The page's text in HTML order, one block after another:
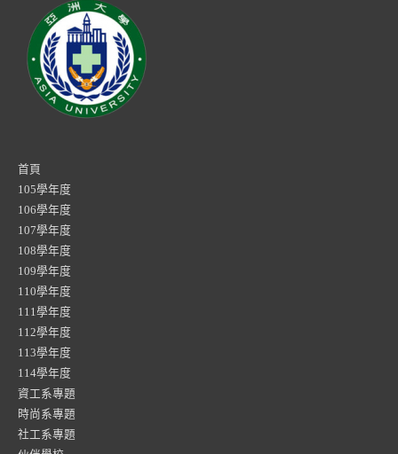
首頁
105學年度
106學年度
107學年度
108學年度
109學年度
110學年度
111學年度
112學年度
113學年度
114學年度
資工系專題
時尚系專題
社工系專題